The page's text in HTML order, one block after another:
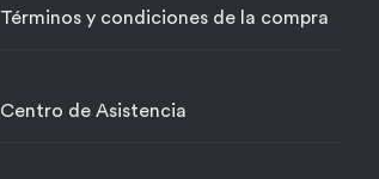
Términos y condiciones de la compra
Centro de Asistencia